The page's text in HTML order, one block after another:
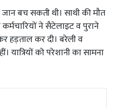
बच सकती थी। साथी की मौत
ने सैटेलाइट व पुराने
हड़ताल कर दी। बरेली व
यात्रियों को परेशानी का सामना